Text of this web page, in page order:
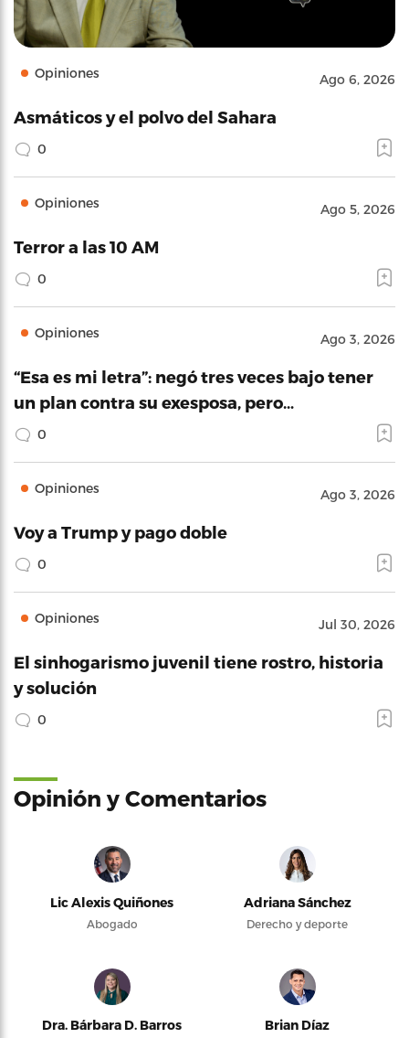
Opiniones Ago 6, 2026
Asmáticos y el polvo del Sahara
0
Opiniones Ago 5, 2026
Terror a las 10 AM
0
Opiniones Ago 3, 2026
“Esa es mi letra”: negó tres veces bajo tener
un plan contra su exesposa, pero…
0
Opiniones Ago 3, 2026
Voy a Trump y pago doble
0
Opiniones Jul 30, 2026
El sinhogarismo juvenil tiene rostro, historia
y solución
0
Opinión y Comentarios
Lic Alexis Quiñones
Abogado
Adriana Sánchez
Derecho y deporte
Dra. Bárbara D. Barros Brian Díaz